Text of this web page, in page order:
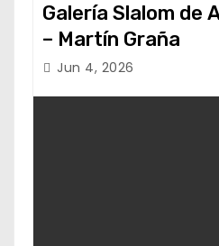
Galería Slalom de
– Martín Graña
Jun 4, 2026